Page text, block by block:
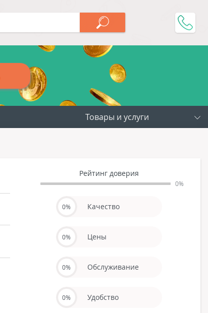
Товары и услуги
Рейтинг доверия
0%
0% Качество
0% Цены
0% Обслуживание
0% Удобство